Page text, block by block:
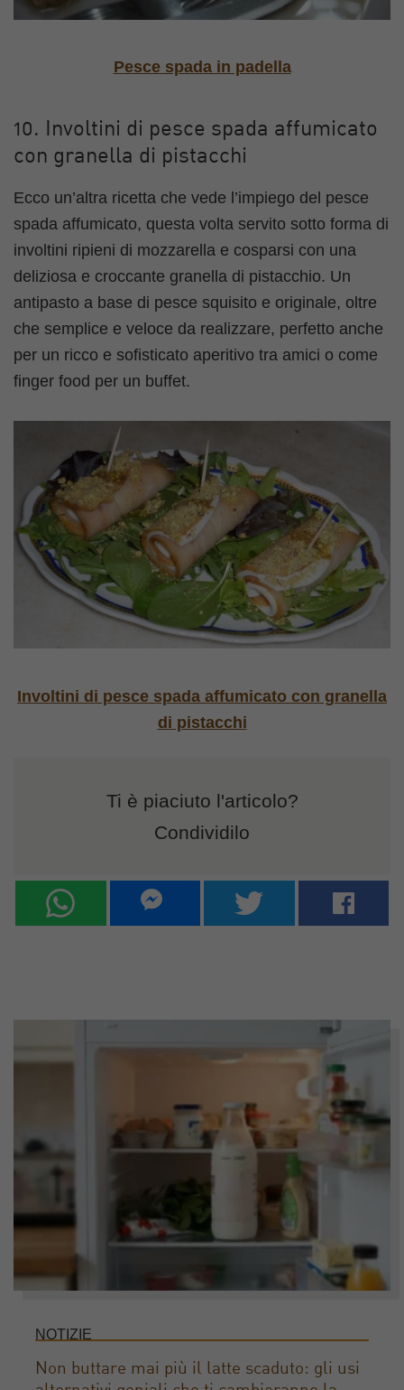
Pesce spada in padella
10. Involtini di pesce spada affumicato
con granella di pistacchi
Ecco un’altra ricetta che vede l’impiego del pesce
spada affumicato, questa volta servito sotto forma di
involtini ripieni di mozzarella e cosparsi con una
deliziosa e croccante granella di pistacchio. Un
antipasto a base di pesce squisito e originale, oltre
che semplice e veloce da realizzare, perfetto anche
per un ricco e sofisticato aperitivo tra amici o come
finger food per un buffet.
Involtini di pesce spada affumicato con granella
di pistacchi
Ti è piaciuto l'articolo?
Condividilo
NOTIZIE
Non buttare mai più il latte scaduto: gli usi